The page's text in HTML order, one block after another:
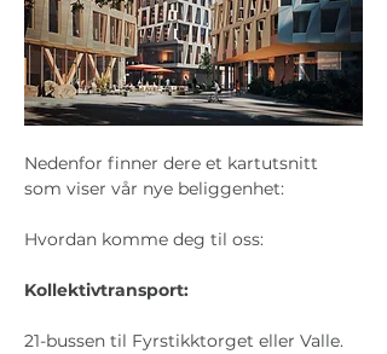
Nedenfor finner dere et kartutsnitt
som viser vår nye beliggenhet:
Hvordan komme deg til oss:
Kollektivtransport:
21-bussen til Fyrstikktorget eller Valle.